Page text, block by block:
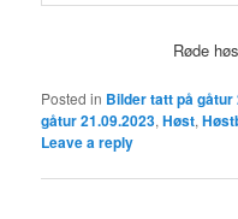
Røde
Posted in Bilder tatt på gåtur
gåtur 21.09.2023,Høst,
Leave a reply